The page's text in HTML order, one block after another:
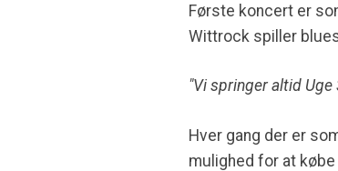
Første koncert er
Wittrock spiller
"Vi springer altid Uge
Hver gang der er
mulighed for at